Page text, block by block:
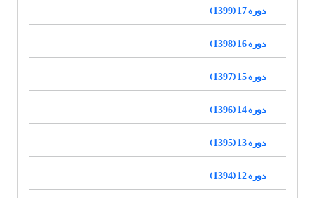
دوره 17 (1399)
دوره 16 (1398)
دوره 15 (1397)
دوره 14 (1396)
دوره 13 (1395)
دوره 12 (1394)